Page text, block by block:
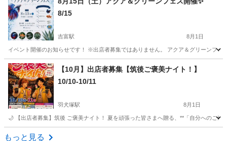
8/15
吉富駅 8月1日
イベント開催のお知らせです！ ※出店者募集ではありません。 アクア＆グリーンフ
福岡 築上郡 吉富駅 地域/お祭り フェス
【10月】出店者募集【筑後ご褒美ナイト！】
10/10-10/11
羽犬塚駅 8月1日
🌙 【出店者募集】筑後 ご褒美ナイト！ 夏を頑張った皆さまへ贈る、**「自分へのご
福岡 筑後市
もっと見る